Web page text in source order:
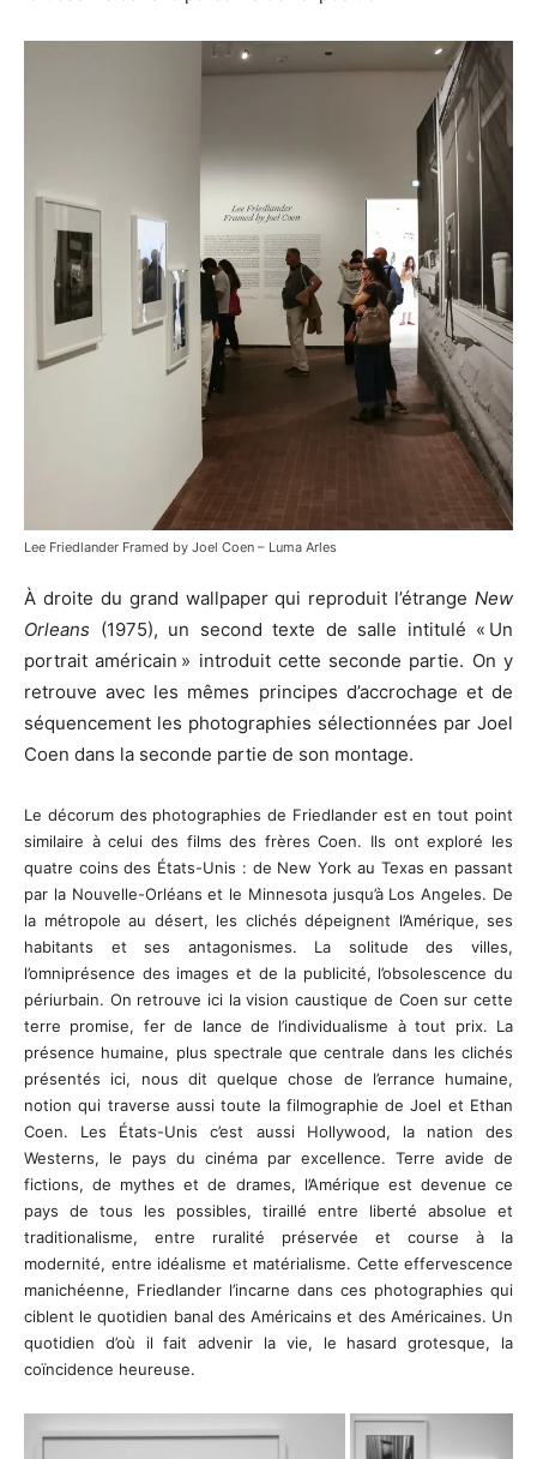
Lee Friedlander Framed by Joel Coen – Luma Arles
À droite du grand wallpaper qui reproduit l’étrange New
Orleans (1975), un second texte de salle intitulé « Un
portrait américain » introduit cette seconde partie. On y
retrouve avec les mêmes principes d’accrochage et de
séquencement les photographies sélectionnées par Joel
Coen dans la seconde partie de son montage.
Le décorum des photographies de Friedlander est en tout point
similaire à celui des films des frères Coen. Ils ont exploré les
quatre coins des États-Unis : de New York au Texas en passant
par la Nouvelle-Orléans et le Minnesota jusqu’à Los Angeles. De
la métropole au désert, les clichés dépeignent l’Amérique, ses
habitants et ses antagonismes. La solitude des villes,
l’omniprésence des images et de la publicité, l’obsolescence du
périurbain. On retrouve ici la vision caustique de Coen sur cette
terre promise, fer de lance de l’individualisme à tout prix. La
présence humaine, plus spectrale que centrale dans les clichés
présentés ici, nous dit quelque chose de l’errance humaine,
notion qui traverse aussi toute la filmographie de Joel et Ethan
Coen. Les États-Unis c’est aussi Hollywood, la nation des
Westerns, le pays du cinéma par excellence. Terre avide de
fictions, de mythes et de drames, l’Amérique est devenue ce
pays de tous les possibles, tiraillé entre liberté absolue et
traditionalisme, entre ruralité préservée et course à la
modernité, entre idéalisme et matérialisme. Cette effervescence
manichéenne, Friedlander l’incarne dans ces photographies qui
ciblent le quotidien banal des Américains et des Américaines. Un
quotidien d’où il fait advenir la vie, le hasard grotesque, la
coïncidence heureuse.